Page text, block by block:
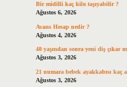
Bir midilli kaç kilo taşıyabilir ?
Ağustos 6, 2026
Avans Hesap nedir ?
Ağustos 4, 2026
40 yaşından sonra yeni diş çıkar
Ağustos 3, 2026
21 numara bebek ayakkabısı kaç
Ağustos 3, 2026